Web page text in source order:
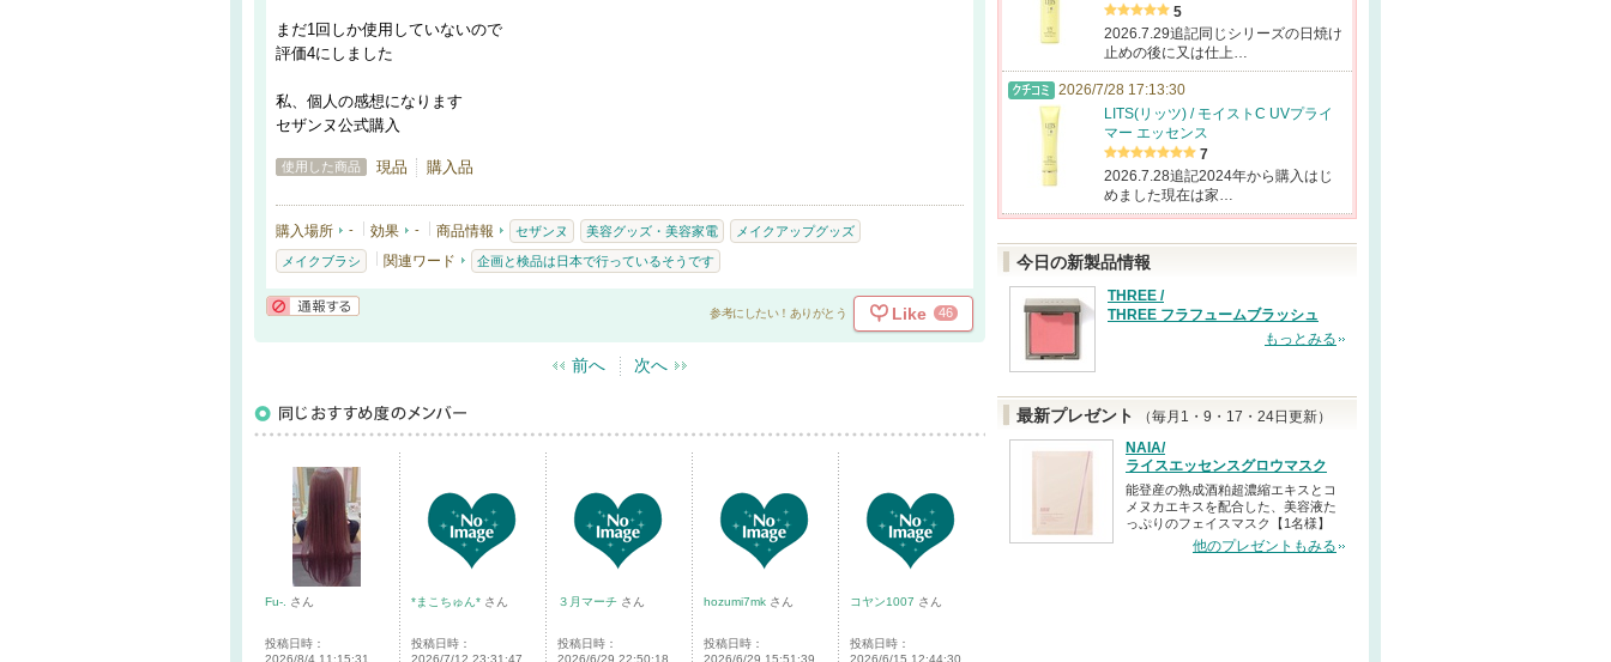
まだ1回しか使用していないので
評価4にしました
私、個人の感想になります
セザンヌ公式購入
使用した商品 現品 購入品
購入場所 - 効果 - 商品情報 セザンヌ 美容グッズ・美容家電 メイクアップグッズ
メイクブラシ 関連ワード 企画と検品は日本で行っているそうです
参考にしたい！ありがとう Like 46
前へ 次へ
Fu-. さん
投稿日時：
2026/8/4 11:15:31
*まこちゅん* さん
投稿日時：
2026/7/12 23:31:47
３月マーチ さん
投稿日時：
2026/6/29 22:50:18
hozumi7mk さん
投稿日時：
2026/6/29 15:51:39
コヤン1007 さん
投稿日時：
2026/6/15 12:44:30
5
2026.7.29追記同じシリーズの日焼け
止めの後に又は仕上…
2026/7/28 17:13:30
LITS(リッツ) / モイストC UVプライ
マー エッセンス
7
2026.7.28追記2024年から購入はじ
めました現在は家…
今日の新製品情報
THREE /
THREE フラフュームブラッシュ
もっとみる
最新プレゼント
（毎月1・9・17・24日更新）
NAIA/
ライスエッセンスグロウマスク
能登産の熟成酒粕超濃縮エキスとコ
メヌカエキスを配合した、美容液た
っぷりのフェイスマスク【1名様】
他のプレゼントもみる